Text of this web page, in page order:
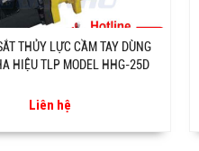
THỦY LỰC CẦM TAY DÙNG
HIỆU TLP MODEL HHG-25D
Liên hệ